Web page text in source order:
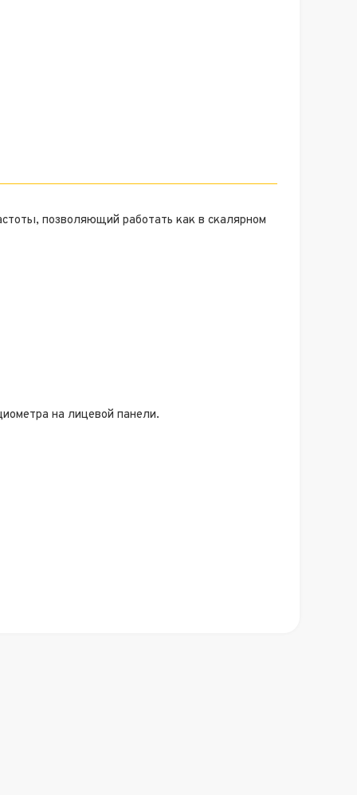
позволяющий работать как в скалярном
на лицевой панели.